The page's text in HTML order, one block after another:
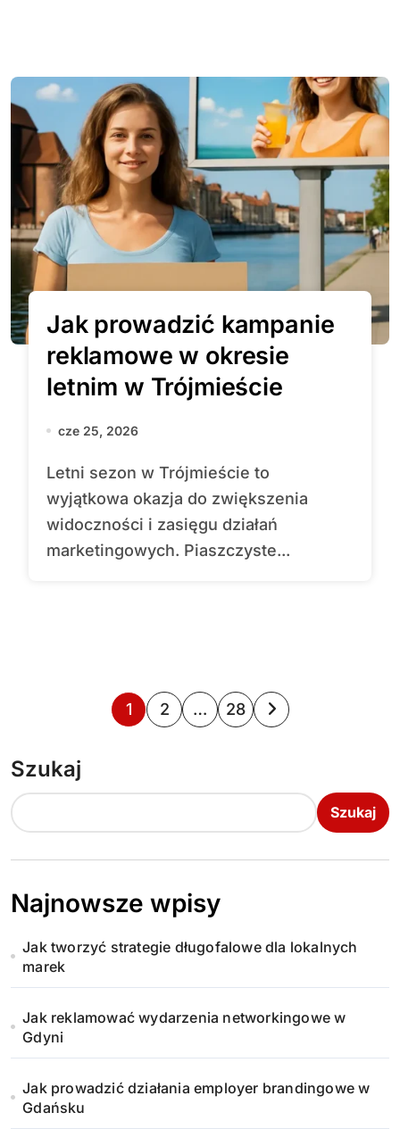
Jak prowadzić kampanie
reklamowe w okresie
letnim w Trójmieście
cze 25, 2026
Letni sezon w Trójmieście to
wyjątkowa okazja do zwiększenia
widoczności i zasięgu działań
marketingowych. Piaszczyste...
S
n
i
o
n
1 2 … 28
Szukaj
Szukaj
Najnowsze wpisy
Jak tworzyć strategie długofalowe dla lokalnych
marek
Jak reklamować wydarzenia networkingowe w
Gdyni
Jak prowadzić działania employer brandingowe w
Gdańsku